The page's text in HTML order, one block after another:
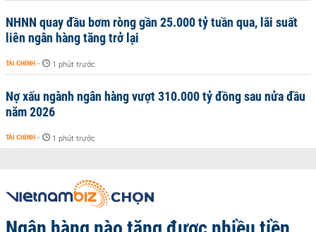
NHNN quay đầu bơm ròng gần 25.000 tỷ tuần qua, lãi suất
liên ngân hàng tăng trở lại
TÀI CHÍNH - 1 phút trước
Nợ xấu ngành ngân hàng vượt 310.000 tỷ đồng sau nửa đầu
năm 2026
TÀI CHÍNH - 1 phút trước